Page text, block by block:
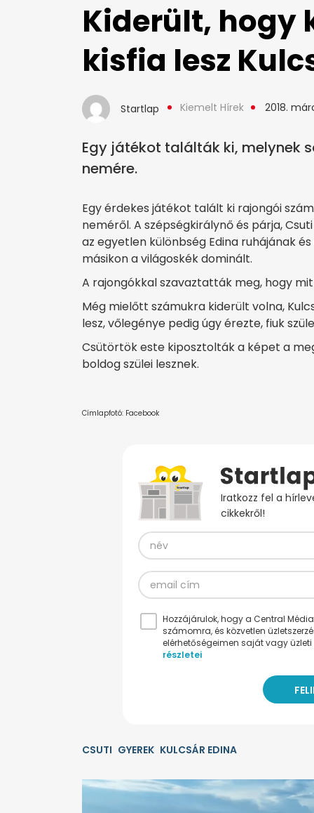
Kiderült, hogy
kisfia lesz
Startlap Kiemelt Hírek 2018.
Egy játékot találták ki, melynek
nemére.
Egy érdekes játékot talált ki rajongói
neméről. A szépségkirálynő és párja,
az egyetlen különbség Edina ruhájának
másikon a világoskék dominált.
A rajongókkal szavaztatták meg, hogy
Még mielőtt számukra kiderült volna,
lesz, vőlegénye pedig úgy érezte, fiuk
Csütörtök este kiposztolták a képet a
boldog szülei lesznek.
Címlapfotó: Facebook
Iratkozz fel a
cikkekről!
Hozzájárulok, hogy a Central
számomra, és közvetlen
elérhetőségeimen saját vagy
részletei
CSUTI GYEREK KULCSÁR EDINA